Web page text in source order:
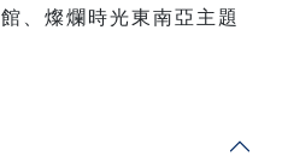
、燦爛時光東南亞主題